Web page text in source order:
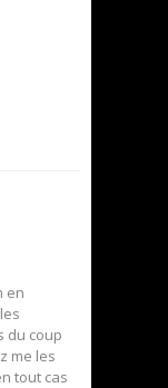
en
du coup
me les
tout cas